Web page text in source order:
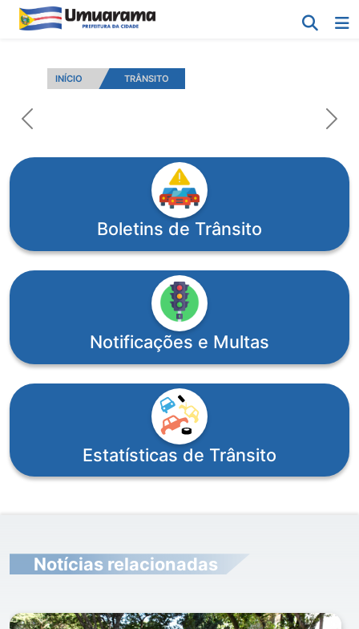
INÍCIO TRÂNSITO
Voltar para o Slide Anterior Ir
Boletins de Trânsito
Notificações e Multas
Estatísticas de Trânsito
Notícias relacionadas